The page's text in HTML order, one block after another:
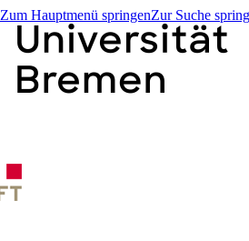
Zum Hauptmenü springenZur Suche